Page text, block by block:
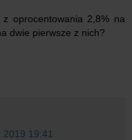
oprocentowania 2,8% na
dwie pierwsze z nich?
2019 19:41